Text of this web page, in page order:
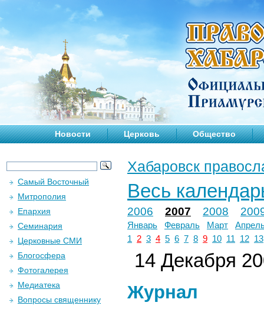
Новости Церковь Общество
Хабаровск
Весь
2006 2007 2008
Январь Февраль Март
1
2 3 4 5 6 7 8 9 10 11 12 13
14 Декабря
Журнал
Самый Восточный
Митрополия
Епархия
Семинария
Церковные СМИ
Блогосфера
Фотогалерея
Медиатека
Вопросы священнику